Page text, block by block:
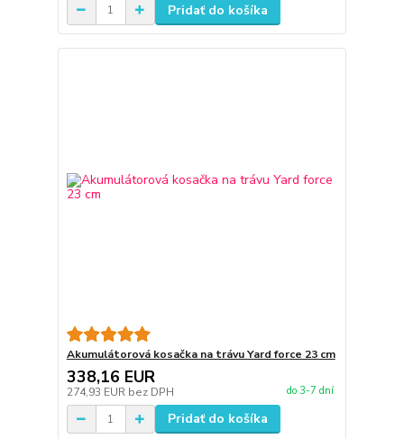
Pridať do košíka
Akumulátorová kosačka na trávu Yard force 23 cm
338,16 EUR
274,93 EUR bez DPH do 3-7 dní
Pridať do košíka